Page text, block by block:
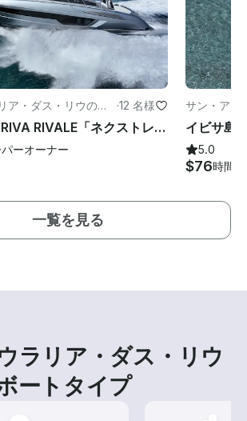
ア・ダス・リウのイ
·12 名様
56フィート RIVA RIVALE「ネクストレベル」パワーヨット 💎 かつてないほどイビサを探検しましょう
パーオーナー
サン・アウ
ーボート
5.0
$76時間
一覧を見る
ラリア・ダス・リウ
ートタイプ